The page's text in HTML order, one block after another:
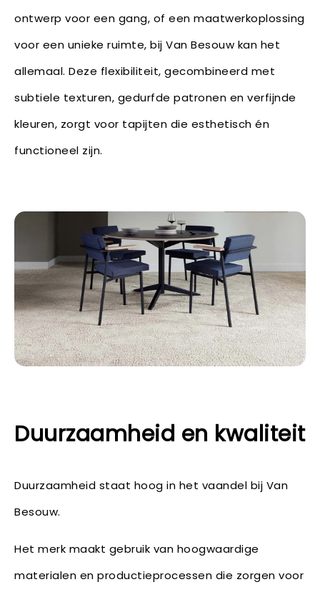
ontwerp voor een gang, of een maatwerkoplossing
voor een unieke ruimte, bij Van Besouw kan het
allemaal. Deze flexibiliteit, gecombineerd met
subtiele texturen, gedurfde patronen en verfijnde
kleuren, zorgt voor tapijten die esthetisch én
functioneel zijn.
Duurzaamheid en kwaliteit
Duurzaamheid staat hoog in het vaandel bij Van
Besouw.
Het merk maakt gebruik van hoogwaardige
materialen en productieprocessen die zorgen voor